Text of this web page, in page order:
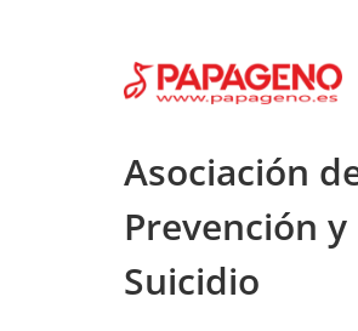
Asociación
Prevención
Suicidio